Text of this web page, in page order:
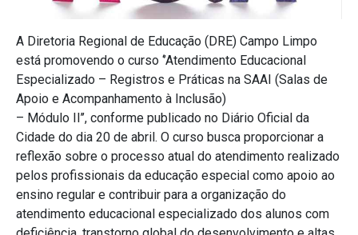
A Diretoria Regional de Educação (DRE) Campo Limpo
está promovendo o curso ‘’Atendimento Educacional
Especializado – Registros e Práticas na SAAI (Salas de
Apoio e Acompanhamento à Inclusão)
– Módulo II’’, conforme publicado no Diário Oficial da
Cidade do dia 20 de abril. O curso busca proporcionar a
reflexão sobre o processo atual do atendimento realizado
pelos profissionais da educação especial como apoio ao
ensino regular e contribuir para a organização do
atendimento educacional especializado dos alunos com